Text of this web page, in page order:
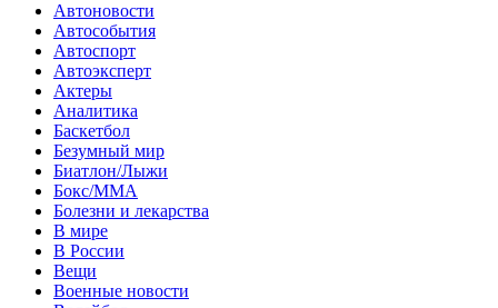
Автоновости
Автособытия
Автоспорт
Автоэксперт
Актеры
Аналитика
Баскетбол
Безумный мир
Биатлон/Лыжи
Бокс/MMA
Болезни и лекарства
В мире
В России
Вещи
Военные новости